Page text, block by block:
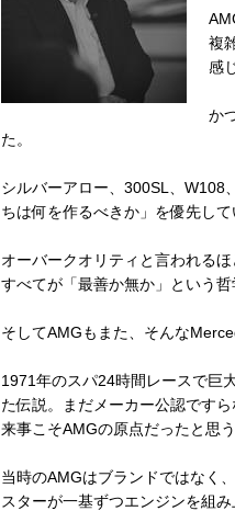
複
感
か
た。
シルバーアロー、300SL、
ちは何を作るべきか」を優先して
オーバークオリティと言われる
すべてが「最善か無か」という哲
そしてAMGもまた、そんな
1971年のスパ24時間レースで巨
た伝説。まだメーカー公認です
来事こそAMGの原点だったと思う
当時のAMGはブランドではなく
スターが一基ずつエンジンを組